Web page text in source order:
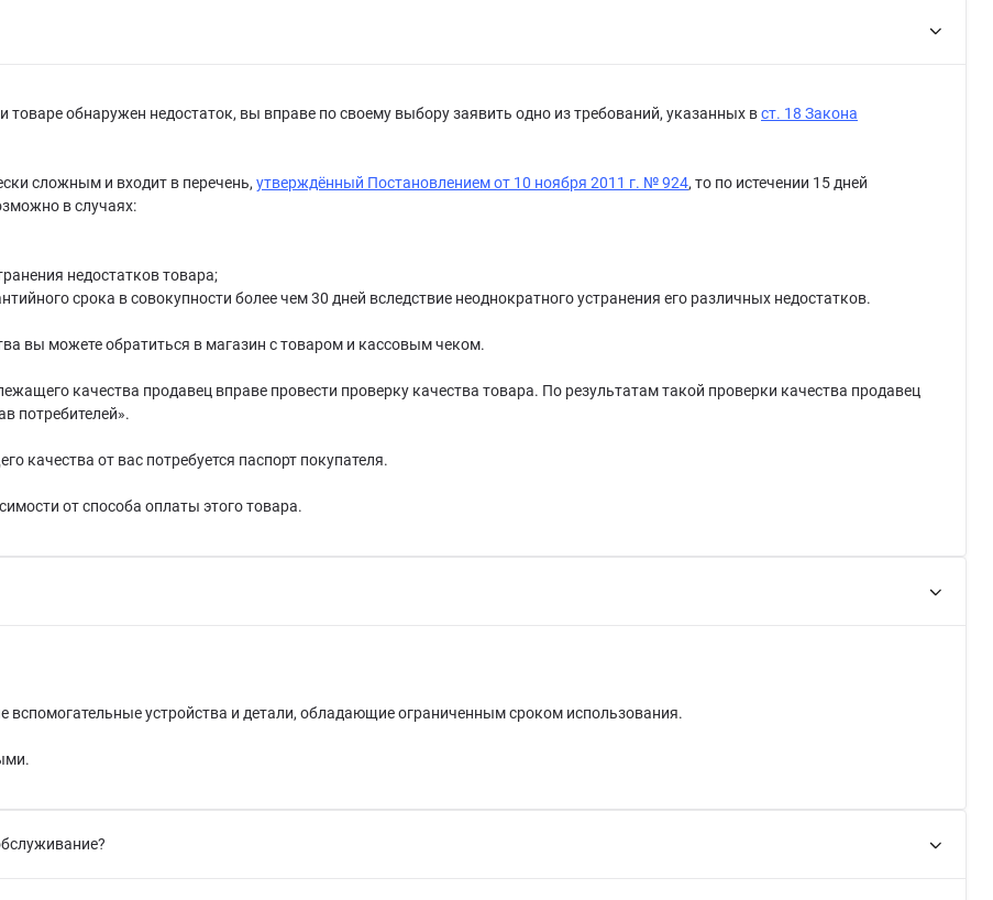
товаре обнаружен недостаток, вы вправе по своему выбору заявить одно из требований, указанных вст. 18 Закона
сложным и входит в перечень, утверждённый Постановлением от 10 ноября 2011 г. № 924, то по истечении 15 дней
в случаях:
недостатков товара;
срока в совокупности более чем 30 дней вследствие неоднократного устранения его различных недостатков.
вы можете обратиться в магазин с товаром и кассовым чеком.
качества продавец вправе провести проверку качества товара. По результатам такой проверки качества продавец
потребителей».
качества от вас потребуется паспорт покупателя.
от способа оплаты этого товара.
вспомогательные устройства и детали, обладающие ограниченным сроком использования.